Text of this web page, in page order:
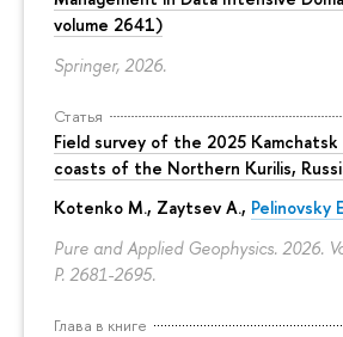
volume 2641)
Springer, 2026.
Статья
Field survey of the 2025 Kamchatsk
coasts of the Northern Kurilis,
Kotenko M., Zaytsev A., Pelinovsky
Pure and Applied Geophysics. 2026.
P. 2681-2695.
Глава в книге